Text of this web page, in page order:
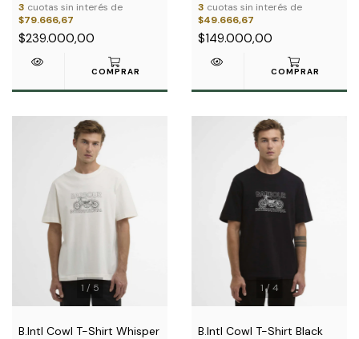
3 cuotas sin interés de
$79.666,67
$239.000,00
COMPRAR
3 cuotas sin interés de
$49.666,67
$149.000,00
COMPRAR
1 / 5
B.Intl Cowl T-Shirt Whisper
1/4
B.Intl Cowl T-Shirt Black